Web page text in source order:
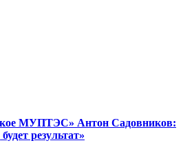
МУПТЭС» Антон Садовников:
результат»